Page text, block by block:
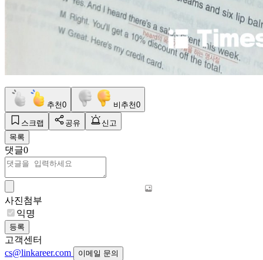
추천0 비추천0
스크랩 공유
신고
목록
댓글0
사진첨부
익명
등록
고객센터
cs@linkareer.com
이메일 문의